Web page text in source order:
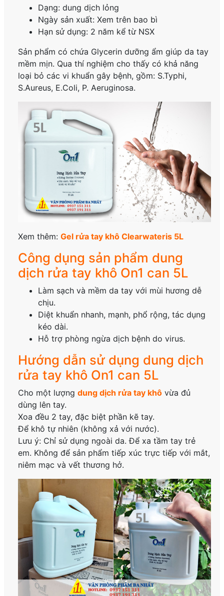
Dạng: dung dịch lỏng
Ngày sản xuất: Xem trên bao bì
Hạn sử dụng: 2 năm kể từ NSX
Sản phẩm có chứa Glycerin dưỡng ẩm giúp da tay
mềm mịn. Qua thí nghiệm cho thấy có khả năng
loại bỏ các vi khuẩn gây bệnh, gồm: S.Typhi,
S.Aureus, E.Coli, P. Aeruginosa.
Xem thêm:Gel rửa tay khô Clearwateris 5L
Công dụng sản phẩm dung
dịch rửa tay khô On1 can 5L
Làm sạch và mềm da tay với mùi hương dễ
chịu.
Diệt khuẩn nhanh, mạnh, phổ rộng, tác dụng
kéo dài.
Hỗ trợ phòng ngừa dịch bệnh do virus.
Hướng dẫn sử dụng dung dịch
rửa tay khô On1 can 5L
Cho một lượngdung dịch rửa tay khô vừa đủ
dùng lên tay.
Xoa đều 2 tay, đặc biệt phần kẽ tay.
Để khô tự nhiên (không xả với nước).
Lưu ý: Chỉ sử dụng ngoài da. Để xa tầm tay trẻ
em. Không để sản phẩm tiếp xúc trực tiếp với mắt,
niêm mạc và vết thương hở.